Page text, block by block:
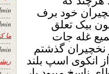
خود برف
بیک تعلق
غله جات
نخچیران گذشتم
انکوی اسپ بلند
ما